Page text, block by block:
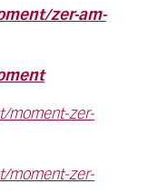
zer-am-
moment-zer-
moment-zer-